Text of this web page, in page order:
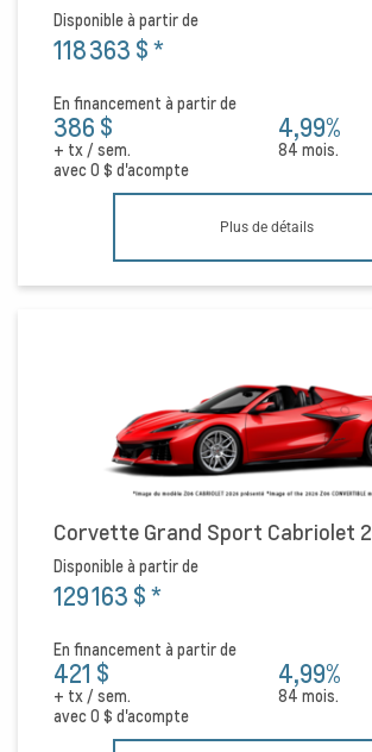
Disponible à partir de
118 363 $*
En financement à partir de
386 $
+ tx / sem.
4,99%
84 mois.
avec0 $ d'acompte
Plus de détails
Corvette Grand Sport Cabriolet
Disponible à partir de
129 163 $*
En financement à partir de
421 $
+ tx / sem.
4,99%
84 mois.
avec0 $ d'acompte